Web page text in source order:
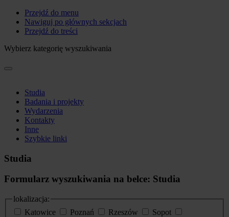
Przejdź do menu
Nawiguj po głównych sekcjach
Przejdź do treści
Wybierz kategorię wyszukiwania
Studia
Badania i projekty
Wydarzenia
Kontakty
Inne
Szybkie linki
Studia
Formularz wyszukiwania na belce: Studia
lokalizacja:
Katowice
Poznań Rzeszów
Sopot